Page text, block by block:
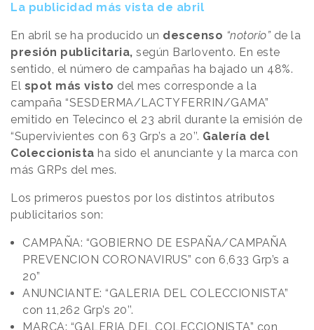
La publicidad más vista de abril
En abril se ha producido un descenso “notorio”de la
presión publicitaria, según Barlovento. En este
sentido, el número de campañas ha bajado un 48%.
El spot más visto del mes corresponde a la
campaña “SESDERMA/LACTYFERRIN/GAMA”
emitido en Telecinco el 23 abril durante la emisión de
“Supervivientes con 63 Grp’s a 20’’. Galería del
Coleccionista ha sido el anunciante y la marca con
más GRPs del mes.
Los primeros puestos por los distintos atributos
publicitarios son:
CAMPAÑA: “GOBIERNO DE ESPAÑA/CAMPAÑA
PREVENCION CORONAVIRUS” con 6,633 Grp’s a
20”
ANUNCIANTE: “GALERIA DEL COLECCIONISTA”
con 11,262 Grp’s 20’’.
MARCA: “GALERIA DEL COLECCIONISTA” con